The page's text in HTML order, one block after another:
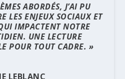
ABORDÉS, J’AI PU
LES ENJEUX SOCIAUX ET
IMPACTENT NOTRE
UNE LECTURE
POUR TOUT CADRE. »
LEBLANC